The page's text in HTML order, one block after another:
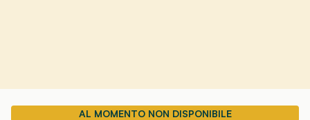
AL MOMENTO NON DISPONIBILE